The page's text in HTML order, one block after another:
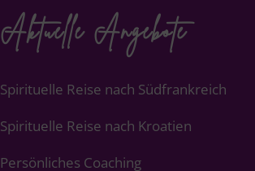
Aktuelle Angebote
Spirituelle Reise nach Südfrankreich
Spirituelle Reise nach Kroatien
Persönliches Coaching